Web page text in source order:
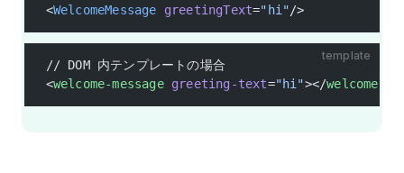
<WelcomeMessage greetingText="hi"/>
template
// DOM 内テンプレートの場合
<welcome-message greeting-text="hi"></welcome-